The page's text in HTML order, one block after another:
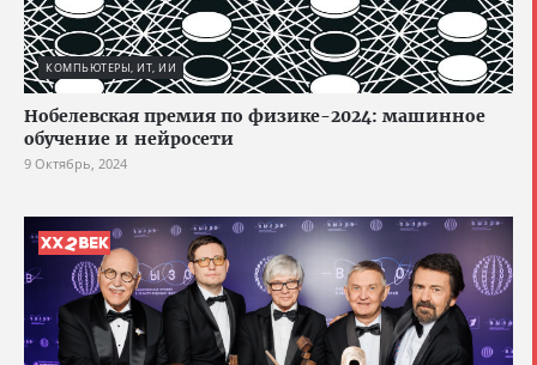
КОМПЬЮТЕРЫ, ИТ, ИИ
Нобелевская премия по физике-2024: машинное
обучение и нейросети
9 Октябрь, 2024